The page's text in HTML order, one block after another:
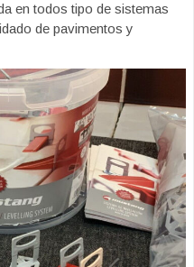
en todos tipo de sistemas
de pavimentos y